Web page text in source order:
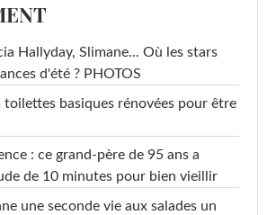
Hallyday, Slimane... Où les stars
d'été ? PHOTOS
toilettes basiques rénovées pour être
: ce grand-père de 95 ans a
de 10 minutes pour bien vieillir
une seconde vie aux salades un